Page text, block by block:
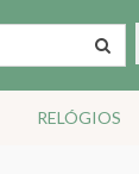
RELÓGIOS